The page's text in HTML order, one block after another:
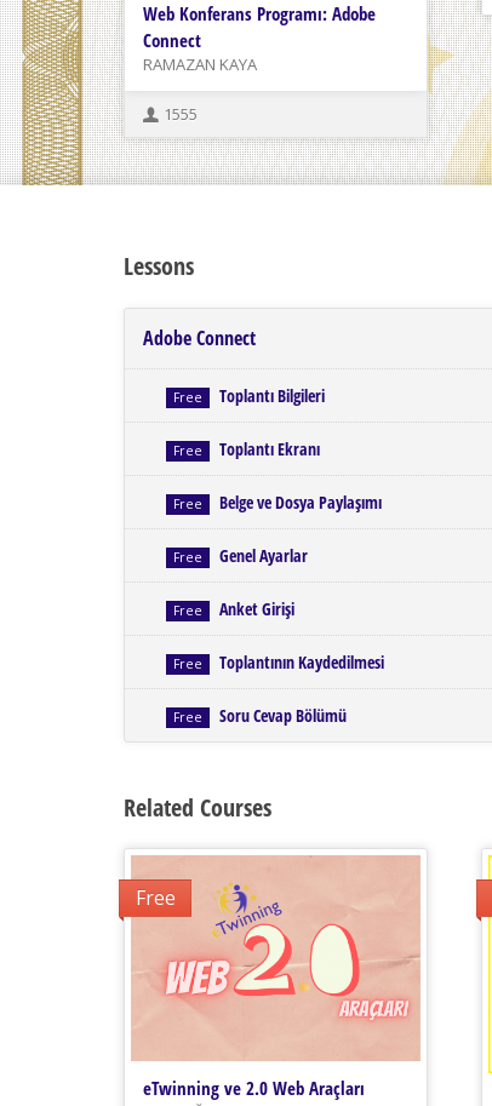
Web Konferans Programı: Adobe
Connect
RAMAZAN KAYA
1555
Lessons
Adobe Connect
Free Toplantı Bilgileri
Free Toplantı Ekranı
Free Belge ve Dosya Paylaşımı
Free Genel Ayarlar
Free Anket Girişi
Free Toplantının Kaydedilmesi
Free Soru Cevap Bölümü
Related Courses
Free
eTwinning ve 2.0 Web Araçları